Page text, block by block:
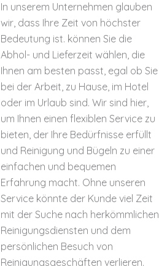
In unserem Unternehmen glauben
wir, dass Ihre Zeit von höchster
Bedeutung ist. können Sie die
Abhol- und Lieferzeit wählen, die
Ihnen am besten passt, egal ob Sie
bei der Arbeit, zu Hause, im Hotel
oder im Urlaub sind. Wir sind hier,
um Ihnen einen flexiblen Service zu
bieten, der Ihre Bedürfnisse erfüllt
und Reinigung und Bügeln zu einer
einfachen und bequemen
Erfahrung macht. Ohne unseren
Service könnte der Kunde viel Zeit
mit der Suche nach herkömmlichen
Reinigungsdiensten und dem
persönlichen Besuch von
Reinigungsgeschäften verlieren.